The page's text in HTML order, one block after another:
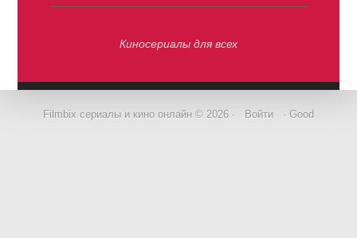
Киносериалы для всех
Filmbix сериалы и кино онлайн © 2026 · Войти · Good